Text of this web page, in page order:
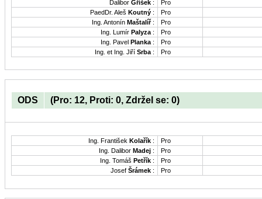
Dalibor Gříšek :
Pro
PaedDr. Aleš Koutný :
Pro
Ing. Antonín Maštalíř:
Pro
Ing. Lumír Palyza :
Pro
Ing. Pavel Planka :
Pro
Ing. et Ing. Jiří Srba : Pro
ODS (Pro: 12, Proti: 0, Zdržel se: 0)
Ing. František Kolařík :
Pro
Ing. Dalibor Madej :
Pro
Ing. Tomáš Petřík :
Pro
Josef Šrámek : Pro